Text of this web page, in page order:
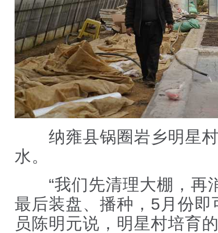
纳雍县锅圈岩乡明星村
水。
“我们先清理大棚，再
最后装盘、播种，5月份即
员陈明元说，明星村培育